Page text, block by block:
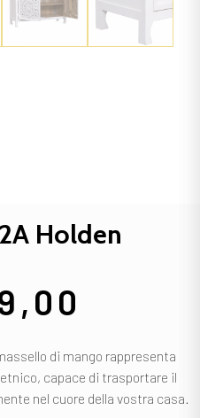
Holden
di mango rappresenta
etnico, capace di trasportare il
nel cuore della vostra casa.